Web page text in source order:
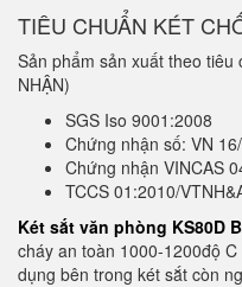
TIÊU CHUẨN KÉT
Sản phẩm sản xuất theo tiêu
NHẬN)
SGS Iso 9001:2008
Chứng nhận số: VN
Chứng nhận VINCAS
TCCS 01:2010/
Két sắt văn phòng KS80D
cháy an toàn 1000-1200độ
dụng bên trong két sắt còn